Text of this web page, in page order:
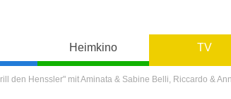
Heimkino TV
den Henssler" mit Aminata & Sabine Belli, Riccardo &